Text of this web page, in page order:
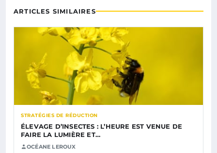
ARTICLES SIMILAIRES
STRATÉGIES DE RÉDUCTION
ÉLEVAGE D’INSECTES : L’HEURE EST VENUE DE
FAIRE LA LUMIÈRE ET…
OCÉANE LEROUX